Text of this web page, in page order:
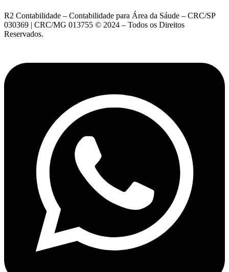
R2 Contabilidade – Contabilidade para Área da Sáude – CRC/SP
030369 | CRC/MG 013755 © 2024 – Todos os Direitos
Reservados.